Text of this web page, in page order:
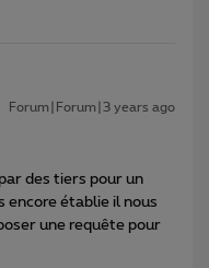
Forum|Forum|3 years ago
des tiers pour un
encore établie il nous
une requête pour